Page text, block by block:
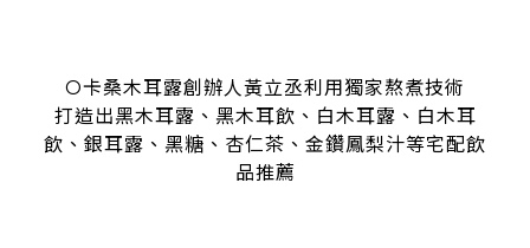
O卡桑木耳露創辦人黃立丞利用獨家熬煮技術
打造出黑木耳露、黑木耳飲、白木耳露、白木耳
飲、銀耳露、黑糖、杏仁茶、金鑽鳳梨汁等宅配飲
品推薦